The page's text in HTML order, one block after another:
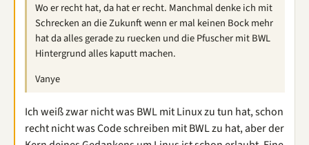
Wo er recht hat, da hat er recht. Manchmal denke ich mit
Schrecken an die Zukunft wenn er mal keinen Bock mehr
hat da alles gerade zu ruecken und die Pfuscher mit BWL
Hintergrund alles kaputt machen.
Vanye
Ich weiß zwar nicht was BWL mit Linux zu tun hat, schon
recht nicht was Code schreiben mit BWL zu hat, aber der